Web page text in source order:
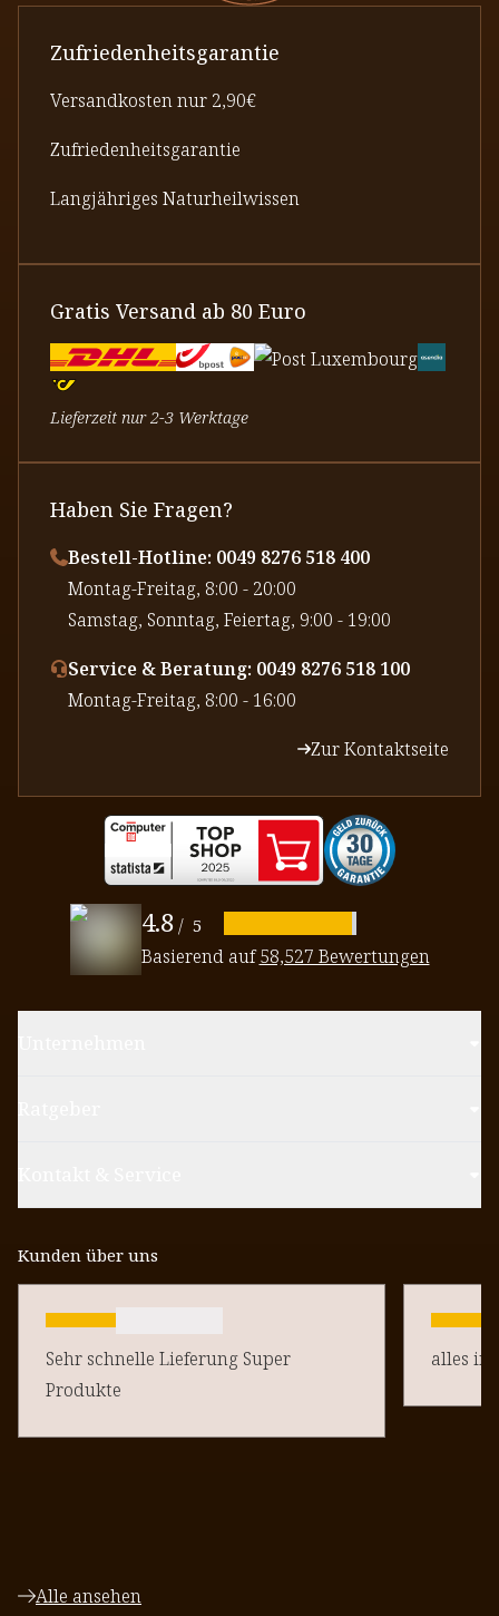
Zufriedenheitsgarantie
Versandkosten nur 2,90€
Zufriedenheitsgarantie
Langjähriges Naturheilwissen
Gratis Versand ab 80 Euro
Lieferzeit nur 2-3 Werktage
Haben Sie Fragen?
Bestell-Hotline: 0049 8276 518 400
⁠Montag-Freitag, 8:00 - 20:00
⁠Samstag, Sonntag, Feiertag, 9:00 - 19:00
Service & Beratung: 0049 8276 518 100
⁠Montag-Freitag, 8:00 - 16:00
Zur Kontaktseite
4.8 / 5
Basierend auf58,527 Bewertungen
Kunden über uns
Sehr schnelle Lieferung Super
Produkte
alles in
Alle ansehen